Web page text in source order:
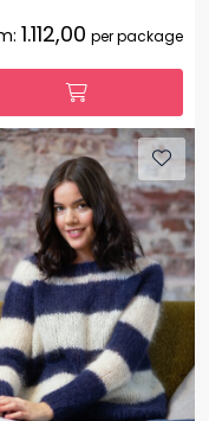
1.112,00 per package